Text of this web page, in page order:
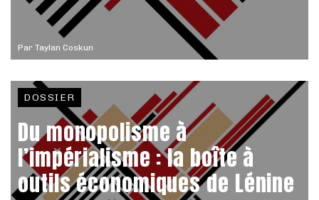
Par Taylan Coskun
DOSSIER
Du monopolisme à
l’impérialisme : la boîte à
outils économiques de Lénine